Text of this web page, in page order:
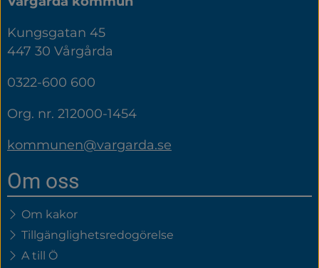
Kungsgatan 45
447 30 Vårgårda
0322-600 600
Org. nr. 212000-1454
kommunen@vargarda.se
Om oss
Om kakor
Tillgänglighetsredogörelse
A till Ö